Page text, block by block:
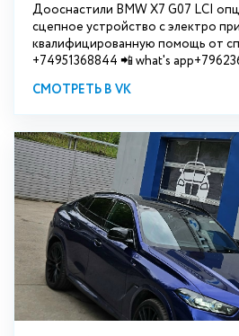
Дооснастили BMW Х7 G07 LCI
сцепное устройство с электро
квалифицированную помощь от
+74951368844 📲 what's
СМОТРЕТЬ В VK